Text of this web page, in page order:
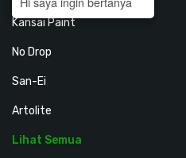
Kansai Paint
No Drop
San-Ei
Artolite
Lihat Semua